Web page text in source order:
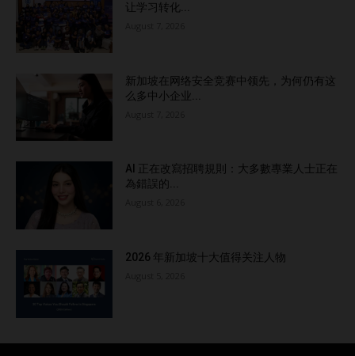
让学习转化...
新加坡在网络安全竞赛中领先，为何仍有这
么多中小企业...
AI 正在改寫招聘規則：大多數專業人士正在
為錯誤的...
2026 年新加坡十大值得关注人物